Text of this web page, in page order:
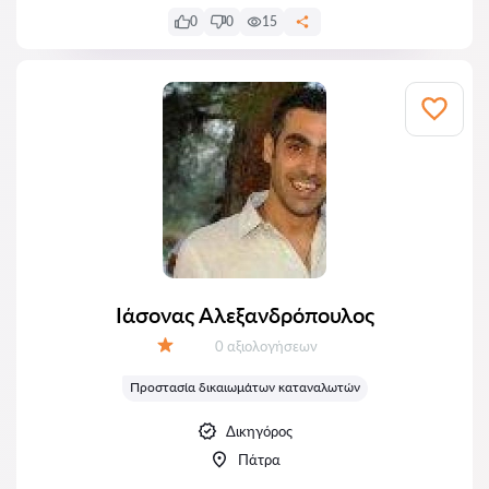
0 0 15
Ιάσονας Αλεξανδρόπουλος
Αξιολογήσεις:
0 αξιολογήσεων
Προστασία δικαιωμάτων καταναλωτών
Δικηγόρος
Πάτρα